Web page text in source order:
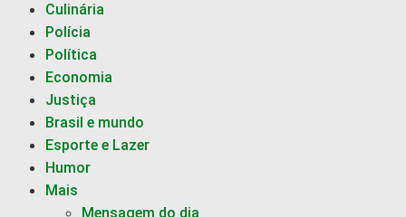
Culinária
Polícia
Política
Economia
Justiça
Brasil e mundo
Esporte e Lazer
Humor
Mais
Mensagem do dia